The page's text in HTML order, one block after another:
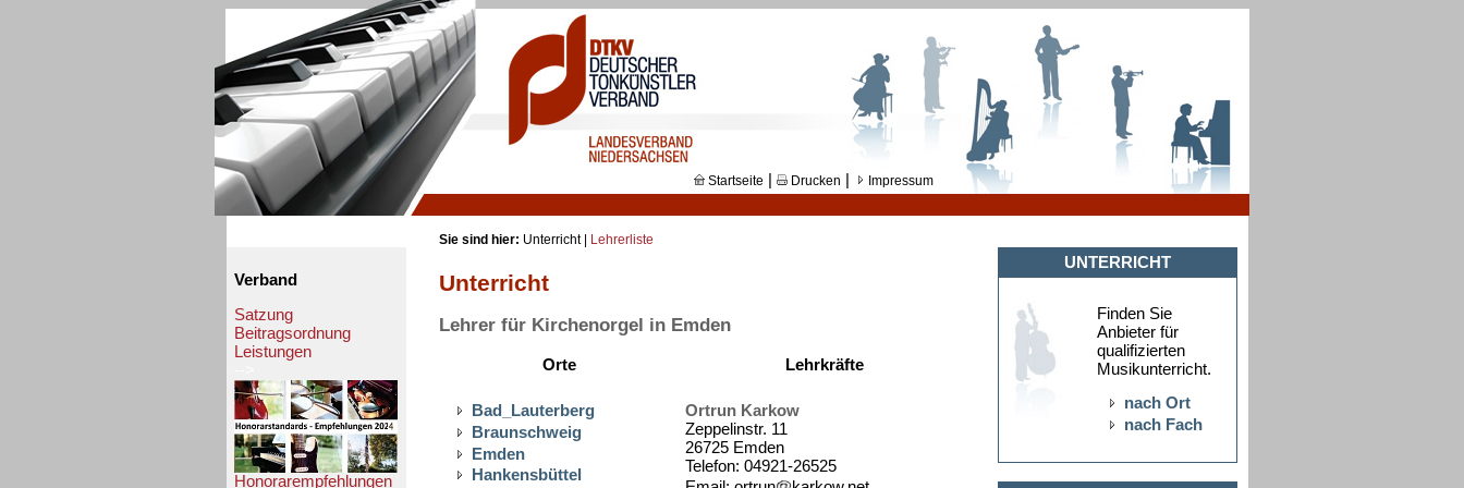
Startseite Drucken Impressum
Verband
Satzung
Beitragsordnung
Leistungen
Honorarempfehlungen
Sie sind hier: Unterricht | Lehrerliste
Unterricht
Lehrer für Kirchenorgel in Emden
Orte Lehrkräfte
Bad_Lauterberg
Braunschweig
Emden
Hankensbüttel
Ortrun Karkow
Zeppelinstr. 11
26725 Emden
Telefon: 04921-26525
UNTERRICHT
Finden Sie
Anbieter für
qualifizierten
Musikunterricht.
nach Ort
nach Fach